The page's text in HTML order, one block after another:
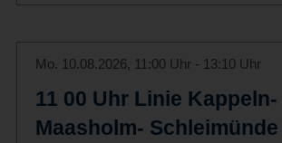
Mo. 10.08.2026, 11:00 Uhr - 13:10 Uhr
11 00 Uhr Linie Kappeln-
Maasholm-